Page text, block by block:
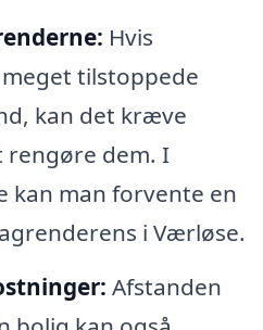
Hvis
tilstoppede
kan det kræve
rengøre dem. I
kan man forvente en
i Værløse.
Afstanden